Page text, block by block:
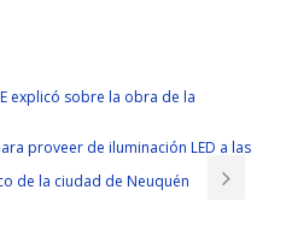
Village, 10 miles away, to pick
steal crops. At the same time,
into 1969, and our group of
that fits our game. When he
if your salary is ruthless
explicó sobre la obra de la
proveer de iluminación LED a las
de la ciudad de Neuquén